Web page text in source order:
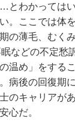
とわかっては
。ここでは体
の薄毛、むく
などの不定愁
温め」をする
病後の回復期
のキャリアが
心だ。